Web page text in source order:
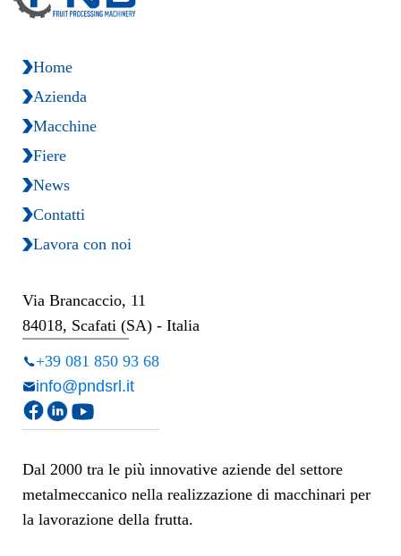
Dal 2000 tra le più innovative aziende del settore
metalmeccanico nella realizzazione di macchinari per
la lavorazione della frutta.
Home
Azienda
Macchine
Fiere
News
Contatti
Lavora con noi
Via Brancaccio, 11
84018, Scafati (SA) - Italia
+39 081 850 93 68
info@pndsrl.it